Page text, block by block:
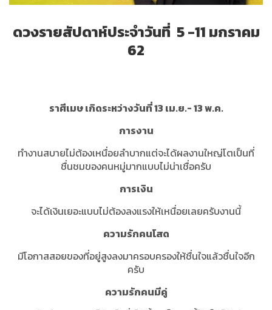
ดวงรายสัปดาห์ประจำวันที่ 5-11 มกราคม
62
ราศีเมษ เกิดระหว่างวันที่ 13 เม.ย.- 13 พ.ค.
การงาน
ทำงานสบายไม่ต้องเหนื่อยลำบากแต่จะได้ผลงานใหญ่โตเป็นที่
ชื่นชมของคนหมู่มากแบบไม่น่าเชื่อครับ
การเงิน
จะได้เงินเยอะแบบไม่ต้องลงแรงให้เหนื่อยเลยครับงานนี้
ความรักคนโสด
มีโอกาสสอยของที่อยู่สูงลงมาครอบครองให้ชื่นใจแล้วชื่นใจอีก
ครับ
ความรักคนมีคู่